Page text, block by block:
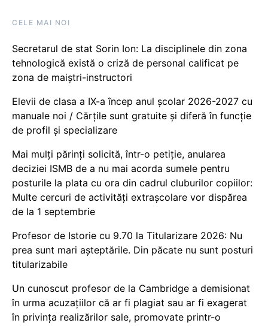
CELE MAI NOI
Secretarul de stat Sorin Ion: La disciplinele din zona
tehnologică există o criză de personal calificat pe
zona de maiștri-instructori
Elevii de clasa a IX-a încep anul școlar 2026-2027 cu
manuale noi / Cărțile sunt gratuite și diferă în funcție
de profil și specializare
Mai mulți părinți solicită, într-o petiție, anularea
deciziei ISMB de a nu mai acorda sumele pentru
posturile la plata cu ora din cadrul cluburilor copiilor:
Multe cercuri de activități extrașcolare vor dispărea
de la 1 septembrie
Profesor de Istorie cu 9.70 la Titularizare 2026: Nu
prea sunt mari așteptările. Din păcate nu sunt posturi
titularizabile
Un cunoscut profesor de la Cambridge a demisionat
în urma acuzațiilor că ar fi plagiat sau ar fi exagerat
în privința realizărilor sale, promovate printr-o